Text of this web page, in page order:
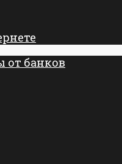
банков